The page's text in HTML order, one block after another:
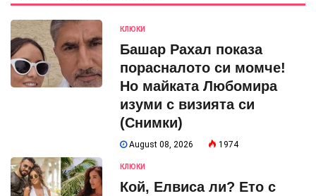
КЛЮКИ
Башар Рахал показа
порасналото си момче!
Но майката Любомира
изуми с визията си
(Снимки)
August 08, 2026 1974
КЛЮКИ
Кой, Елвиса ли? Ето с